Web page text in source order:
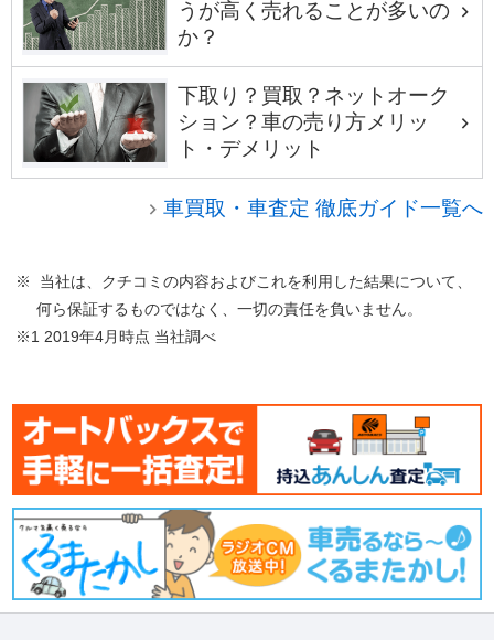
うが高く売れることが多いの
か？
下取り？買取？ネットオーク
ション？車の売り方メリッ
ト・デメリット
車買取・車査定 徹底ガイド一覧へ
※ 当社は、クチコミの内容およびこれを利用した結果について、
何ら保証するものではなく、一切の責任を負いません。
※1 2019年4月時点 当社調べ